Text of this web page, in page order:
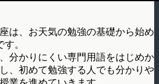
は、お天気の勉強の基礎から始め
。
分かりにくい専門用語をはじめか
、初めて勉強する人でも分かりや